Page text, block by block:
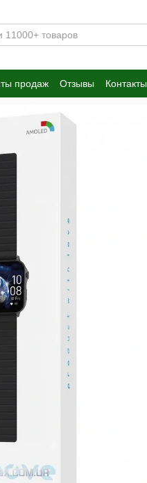
продаж Отзывы Контакты